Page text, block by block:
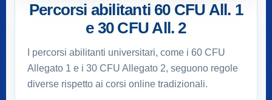
Percorsi abilitanti 60 CFU All. 1
e 30 CFU All. 2
I percorsi abilitanti universitari, come i 60 CFU
Allegato 1 e i 30 CFU Allegato 2, seguono regole
diverse rispetto ai corsi online tradizionali.